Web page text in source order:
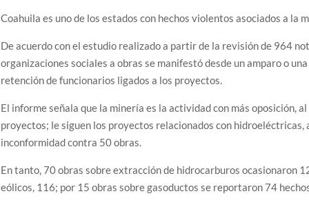
Coahuila es uno de los estados con hechos violentos asociados a la
De acuerdo con el estudio realizado a partir de la revisión de 964
organizaciones sociales a obras se manifestó desde un amparo o
retención de funcionarios ligados a los proyectos.
El informe señala que la minería es la actividad con más oposición,
proyectos; le siguen los proyectos relacionados con
inconformidad contra 50 obras.
En tanto, 70 obras sobre extracción de hidrocarburos ocasionaron
eólicos, 116; por 15 obras sobre gasoductos se reportaron 74